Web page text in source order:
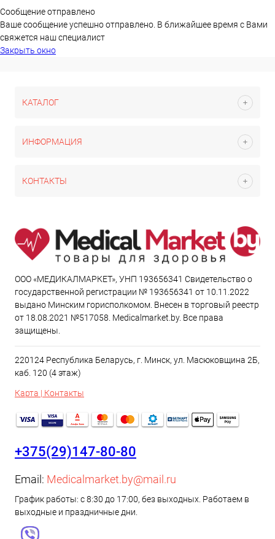
Сообщение отправлено
Ваше сообщение успешно отправлено. В ближайшее время с Вами
свяжется наш специалист
Закрыть окно
КАТАЛОГ
ИНФОРМАЦИЯ
КОНТАКТЫ
ООО «МЕДИКАЛМАРКЕТ», УНП 193656341 Свидетельство о
государственной регистрации № 193656341 от 10.11.2022
выдано Минским горисполкомом. Внесен в торговый реестр
от 18.08.2021 №517058. Medicalmarket.by. Все права
защищены.
220124 Республика Беларусь, г. Минск, ул. Масюковщина 2Б,
каб. 120 (4 этаж)
Карта | Контакты
+375(29)147-80-80
Email: Medicalmarket.by@mail.ru
График работы: с 8:30 до 17:00, без выходных. Работаем в
выходные и праздничные дни.